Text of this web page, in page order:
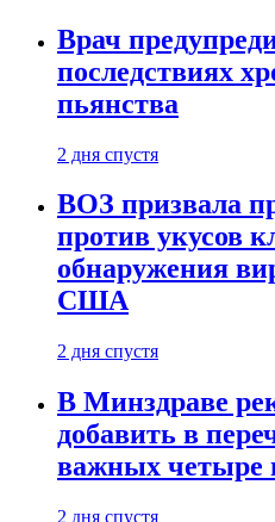
Врач
последствиях
пьянства
2 дня спустя
ВОЗ призвала
против укусов
обнаружения
США
2 дня спустя
В Минздраве
добавить в
важных четыре
2 дня спустя